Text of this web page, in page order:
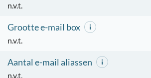
n.v.t.
Grootte e-mail box
n.v.t.
Aantal e-mail aliassen
n.v.t.